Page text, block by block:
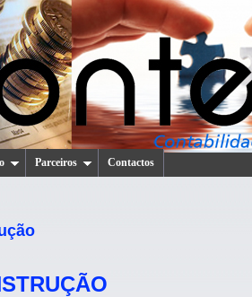
Parceiros Contactos